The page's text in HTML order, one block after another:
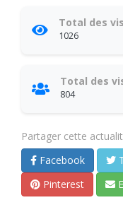
Total des
1026
Total des
804
Partager cette
Facebook
Pinterest